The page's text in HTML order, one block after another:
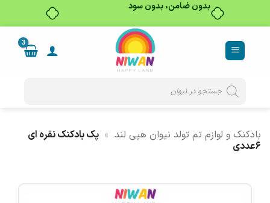
content
search
بادکنک و لوازم تم تولد نیوان هپی لند » پک بادکنک نقره ای
۶عددی